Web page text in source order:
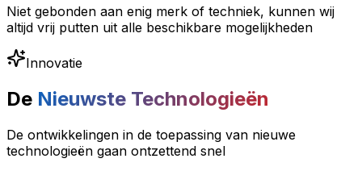
Niet gebonden aan enig merk of techniek, kunnen wij
altijd vrij putten uit alle beschikbare mogelijkheden
Innovatie
De Nieuwste Technologieën
De ontwikkelingen in de toepassing van nieuwe
technologieën gaan ontzettend snel